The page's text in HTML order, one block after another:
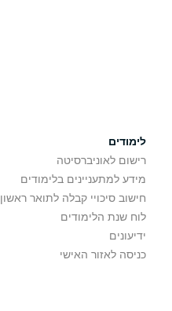
לימודים
רישום לאוניברסיטה
מידע למתעניינים בלימודים
חישוב סיכויי קבלה לתואר ראשון
לוח שנת הלימודים
ידיעונים
כניסה לאזור האישי